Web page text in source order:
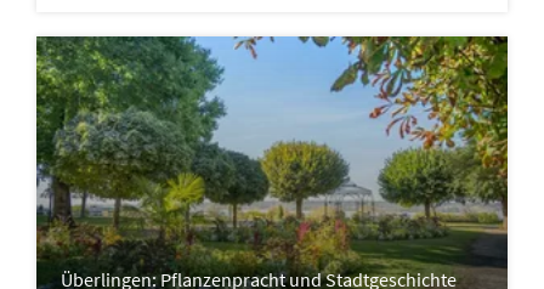
Überlingen: Pflanzenpracht und Stadtgeschichte